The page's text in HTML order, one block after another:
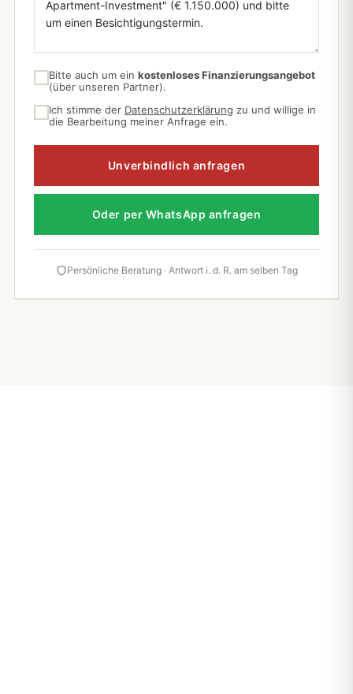
Bitte auch um ein kostenloses Finanzierungsangebot
(über unseren Partner).
Ich stimme der Datenschutzerklärung zu und willige in
die Bearbeitung meiner Anfrage ein.
Unverbindlich anfragen
Oder per WhatsApp anfragen
Persönliche Beratung · Antwort i. d. R. am selben Tag